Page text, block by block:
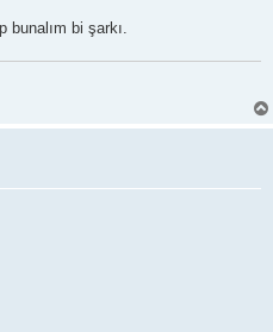
bunalım bi şarkı.